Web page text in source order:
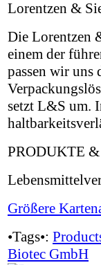
Lorentzen &
Die Lorentzen
einem der
passen wir
setzt L&S um.
PRODUKTE
Größere
•Tags•:
Biotec GmbH